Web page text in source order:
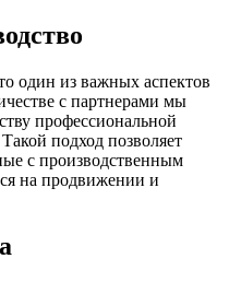
один из важных аспектов
с партнерами мы
профессиональной
подход позволяет
с производственным
на продвижении и